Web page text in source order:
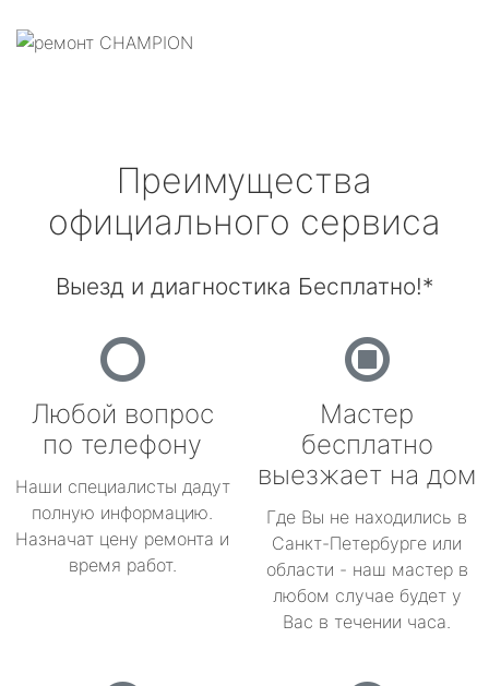
Преимущества
официального сервиса
Выезд и диагностика Бесплатно!*
Любой вопрос
по телефону
Наши специалисты дадут
полную информацию.
Назначат цену ремонта и
время работ.
Мастер
бесплатно
выезжает на дом
Где Вы не находились в
Санкт-Петербурге или
области - наш мастер в
любом случае будет у
Вас в течении часа.